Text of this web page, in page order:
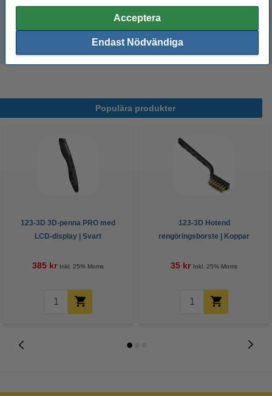
Acceptera
Endast Nödvändiga
Populära produkter
123-3D 3D-penna PRO med
LCD-display | Svart
385 kr Inkl. 25% Moms
123-3D Hotend
rengöringsborste | Koppar
35 kr Inkl. 25% Moms